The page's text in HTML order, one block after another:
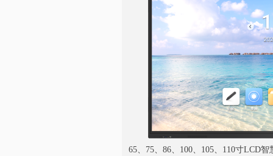
5、安卓11.0版本、内置会议系统、Windows
65、75、86、100、105、110寸LCD